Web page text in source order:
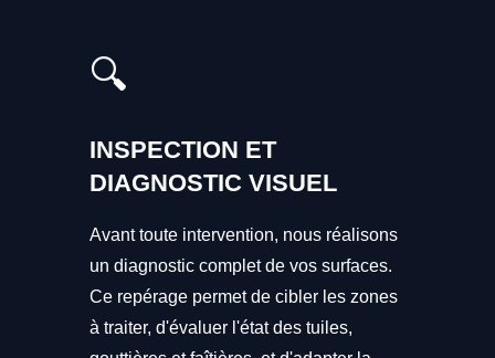
🔍
INSPECTION ET
DIAGNOSTIC VISUEL
Avant toute intervention, nous réalisons
un diagnostic complet de vos surfaces.
Ce repérage permet de cibler les zones
à traiter, d'évaluer l'état des tuiles,